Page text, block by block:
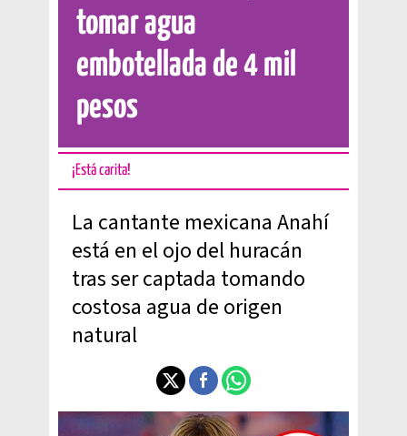
tomar agua
embotellada de 4 mil
pesos
¡Está carita!
La cantante mexicana Anahí
está en el ojo del huracán
tras ser captada tomando
costosa agua de origen
natural